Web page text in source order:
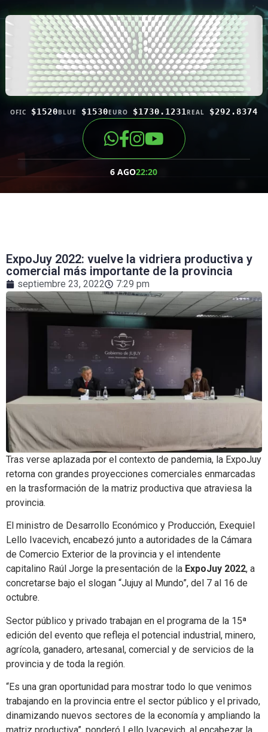
OFIC $1520BLUE $1530EURO $1730.1231 REAL $292.8374
6 AGO22:20
ExpoJuy 2022: vuelve la vidriera productiva y
comercial más importante de la provincia
septiembre 23, 2022 7:29 pm
Tras verse aplazada por el contexto de pandemia, la ExpoJuy
retorna con grandes proyecciones comerciales enmarcadas
en la trasformación de la matriz productiva que atraviesa la
provincia.
El ministro de Desarrollo Económico y Producción, Exequiel
Lello Ivacevich, encabezó junto a autoridades de la Cámara
de Comercio Exterior de la provincia y el intendente
capitalino Raúl Jorge la presentación de la ExpoJuy 2022, a
concretarse bajo el slogan “Jujuy al Mundo”, del 7 al 16 de
octubre.
Sector público y privado trabajan en el programa de la 15ª
edición del evento que refleja el potencial industrial, minero,
agrícola, ganadero, artesanal, comercial y de servicios de la
provincia y de toda la región.
“Es una gran oportunidad para mostrar todo lo que venimos
trabajando en la provincia entre el sector público y el privado,
dinamizando nuevos sectores de la economía y ampliando la